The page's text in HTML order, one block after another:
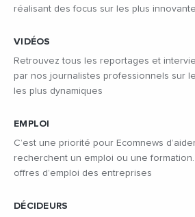
réalisant des focus sur les plus
VIDÉOS
Retrouvez tous les reportages et
par nos journalistes professionnels sur
les plus dynamiques
EMPLOI
C’est une priorité pour Ecomnews
recherchent un emploi ou une
offres d’emploi des entreprises
DÉCIDEURS